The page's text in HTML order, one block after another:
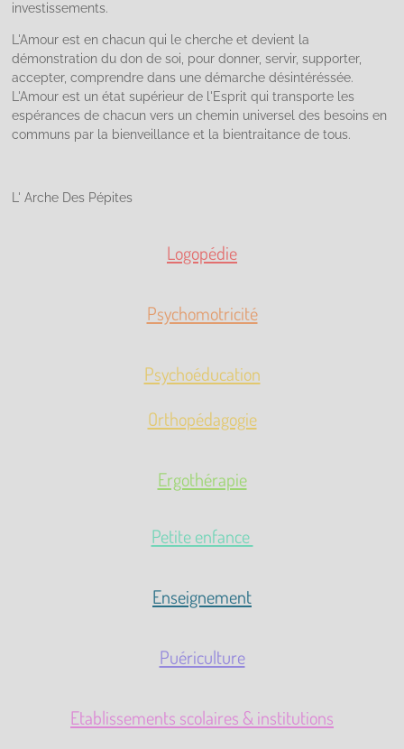
investissements.
L'Amour est en chacun qui le cherche et devient la
démonstration du don de soi, pour donner, servir, supporter,
accepter, comprendre dans une démarche désintéréssée.
L'Amour est un état supérieur de l'Esprit qui transporte les
espérances de chacun vers un chemin universel des besoins en
communs par la bienveillance et la bientraitance de tous.
L' Arche Des Pépites
Logopédie
Psychomotricité
Psychoéducation
Orthopédagogie
Ergothérapie
Petite enfance
Enseignement
Puériculture
Etablissements scolaires & institutions